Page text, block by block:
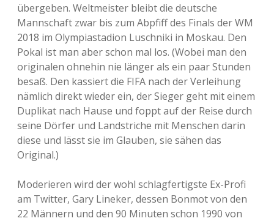
übergeben. Weltmeister bleibt die deutsche
Mannschaft zwar bis zum Abpfiff des Finals der WM
2018 im Olympiastadion Luschniki in Moskau. Den
Pokal ist man aber schon mal los. (Wobei man den
originalen ohnehin nie länger als ein paar Stunden
besaß. Den kassiert die FIFA nach der Verleihung
nämlich direkt wieder ein, der Sieger geht mit einem
Duplikat nach Hause und foppt auf der Reise durch
seine Dörfer und Landstriche mit Menschen darin
diese und lässt sie im Glauben, sie sähen das
Original.)
Moderieren wird der wohl schlagfertigste Ex-Profi
am Twitter, Gary Lineker, dessen Bonmot von den
22 Männern und den 90 Minuten schon 1990 von